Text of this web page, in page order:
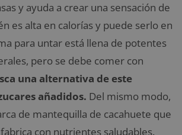
y ayuda a crear una sensación de
es alta en calorías y puede serlo en
para untar está llena de potentes
pero se debe comer con
una alternativa de este
añadidos. Del mismo modo,
de mantequilla de cacahuete que
con nutrientes saludables.